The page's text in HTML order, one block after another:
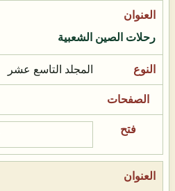
رحلات الصين الشعبية
المجلد التاسع عشر